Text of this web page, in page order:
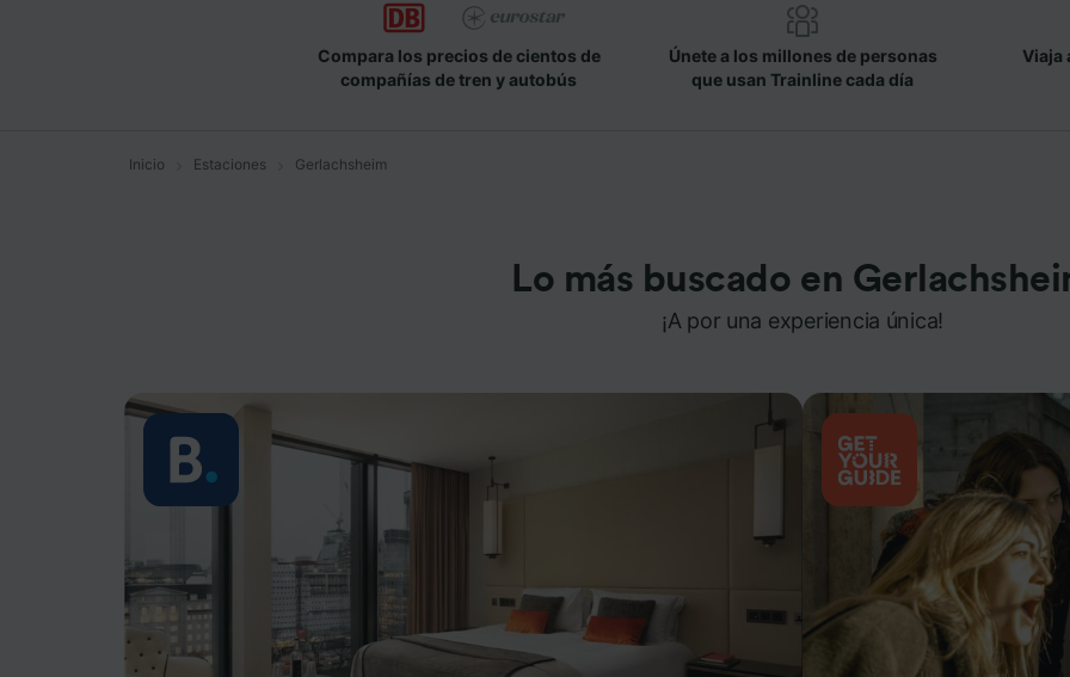
Compara los precios de cientos de
compañías de tren y autobús
Únete a los millones de personas
que usan Trainline cada día
Viaja
Inicio Estaciones Gerlachsheim
Lo más buscado en
¡A por una experiencia única!